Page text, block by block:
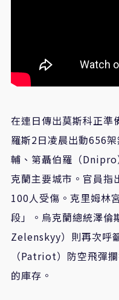
在連日傳出莫斯科正準
羅斯2日凌晨出動656
輔、第聶伯羅（
克蘭主要城市。官員指
100人受傷。克里姆林
段」。烏克蘭總統澤
Zelenskyy）則再次呼
（Patriot）防空飛彈
的庫存。